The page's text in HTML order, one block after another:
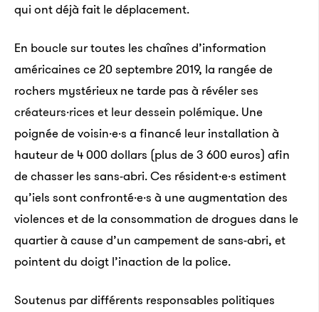
qui ont déjà fait le déplacement.
En boucle sur toutes les chaînes d’information
américaines ce 20 septembre 2019, la rangée de
rochers mystérieux ne tarde pas à révélerses
créateurs·rices et leur dessein polémique. Une
poignée de voisin·e·s a financé leur installation à
hauteur de 4 000 dollars (plus de 3 600 euros) afin
de chasser les sans-abri. Ces résident·e·s estiment
qu’iels sont confronté·e·s à une augmentation des
violences et de la consommation de drogues dans le
quartier à cause d’un campement de sans-abri, et
pointent du doigt l’inaction de la police.
Soutenus par différents responsables politiques